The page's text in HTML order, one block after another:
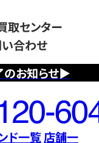
のお知らせ▶
取センター
合わせ
ド一覧店舗一